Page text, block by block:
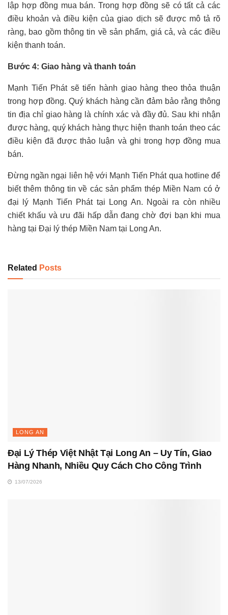
lập hợp đồng mua bán. Trong hợp đồng sẽ có tất cả các
điều khoản và điều kiện của giao dịch sẽ được mô tả rõ
ràng, bao gồm thông tin về sản phẩm, giá cả, và các điều
kiện thanh toán.
Bước 4: Giao hàng và thanh toán
Mạnh Tiến Phát sẽ tiến hành giao hàng theo thỏa thuận
trong hợp đồng. Quý khách hàng cần đảm bảo rằng thông
tin địa chỉ giao hàng là chính xác và đầy đủ. Sau khi nhận
được hàng, quý khách hàng thực hiện thanh toán theo các
điều kiện đã được thảo luận và ghi trong hợp đồng mua
bán.
Đừng ngần ngại liên hệ với Mạnh Tiến Phát qua hotline để
biết thêm thông tin về các sản phẩm thép Miền Nam có ở
đại lý Mạnh Tiến Phát tại Long An. Ngoài ra còn nhiều
chiết khấu và ưu đãi hấp dẫn đang chờ đợi bạn khi mua
hàng tại Đại lý thép Miền Nam tại Long An.
Related Posts
LONG AN
Đại Lý Thép Việt Nhật Tại Long An – Uy Tín, Giao
Hàng Nhanh, Nhiều Quy Cách Cho Công Trình
13/07/2026